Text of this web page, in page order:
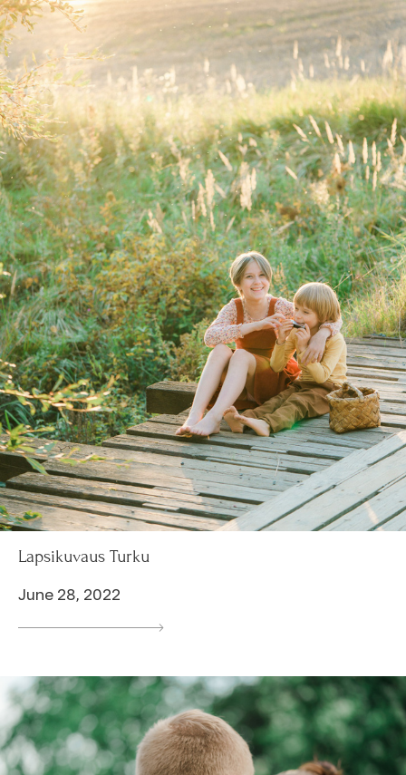
Lapsikuvaus Turku
June 28, 2022